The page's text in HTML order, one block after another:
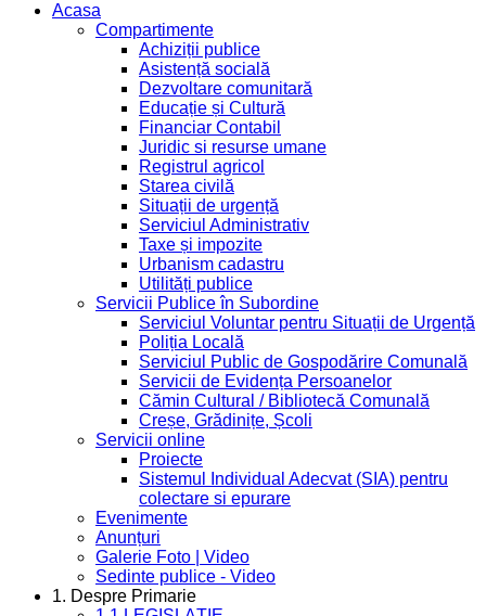
Acasa
Compartimente
Achiziții publice
Asistență socială
Dezvoltare comunitară
Educație și Cultură
Financiar Contabil
Juridic si resurse umane
Registrul agricol
Starea civilă
Situații de urgență
Serviciul Administrativ
Taxe și impozite
Urbanism cadastru
Utilități publice
Servicii Publice în Subordine
Serviciul Voluntar pentru Situații de Urgență
Poliția Locală
Serviciul Public de Gospodărire Comunală
Servicii de Evidența Persoanelor
Cămin Cultural / Bibliotecă Comunală
Creșe, Grădinițe, Școli
Servicii online
Proiecte
Sistemul Individual Adecvat (SIA) pentru
colectare si epurare
Evenimente
Anunțuri
Galerie Foto | Video
Sedinte publice - Video
1. Despre Primarie